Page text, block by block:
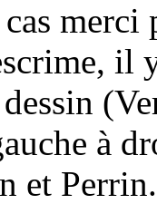
merci
il
à
et Perrin.